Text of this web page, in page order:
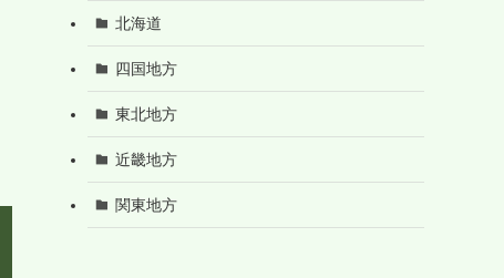
北海道
四国地方
東北地方
近畿地方
関東地方